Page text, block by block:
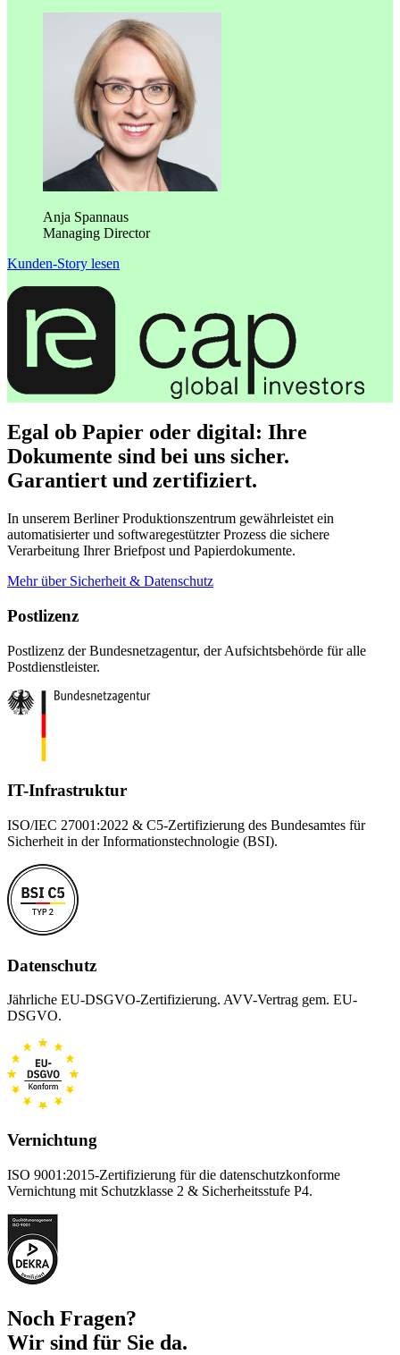
Anja Spannaus
Managing Director
Kunden-Story lesen
Egal ob Papier oder digital: Ihre
Dokumente sind bei uns sicher.
Garantiert und zertifiziert.
In unserem Berliner Produktionszentrum gewährleistet ein
automatisierter und softwaregestützter Prozess die sichere
Verarbeitung Ihrer Briefpost und Papierdokumente.
Mehr über Sicherheit & Datenschutz
Postlizenz
Postlizenz der Bundesnetzagentur, der Aufsichtsbehörde für alle
Postdienstleister.
IT-Infrastruktur
ISO/IEC 27001:2022 & C5-Zertifizierung des Bundesamtes für
Sicherheit in der Informationstechnologie (BSI).
Datenschutz
Jährliche EU-DSGVO-Zertifizierung. AVV-Vertrag gem. EU-
DSGVO.
Vernichtung
ISO 9001:2015-Zertifizierung für die datenschutzkonforme
Vernichtung mit Schutzklasse 2 & Sicherheitsstufe P4.
Noch Fragen?
Wir sind für Sie da.